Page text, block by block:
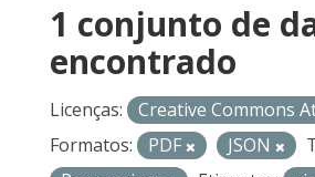
1 conjunto de
encontrado
Licenças:
Creative Commons
Formatos:
PDF JSON